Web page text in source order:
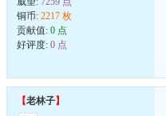
铜币: 2217 枚
贡献值: 0 点
好评度: 0 点
【老林子】